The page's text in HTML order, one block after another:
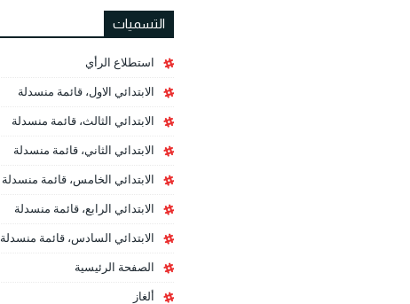
التسميات
استطلاع الرأي
الابتدائي الاول، قائمة منسدلة
الابتدائي الثالث، قائمة منسدلة
الابتدائي الثاني، قائمة منسدلة
الابتدائي الخامس، قائمة منسدلة
الابتدائي الرابع، قائمة منسدلة
الابتدائي السادس، قائمة منسدلة
الصفحة الرئيسية
ألغاز